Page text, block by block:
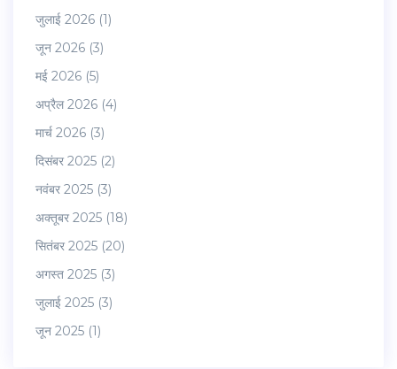
जुलाई 2026 (1)
जून 2026 (3)
मई 2026 (5)
अप्रैल 2026 (4)
मार्च 2026 (3)
दिसंबर 2025 (2)
नवंबर 2025 (3)
अक्तूबर 2025 (18)
सितंबर 2025 (20)
अगस्त 2025 (3)
जुलाई 2025 (3)
जून 2025 (1)